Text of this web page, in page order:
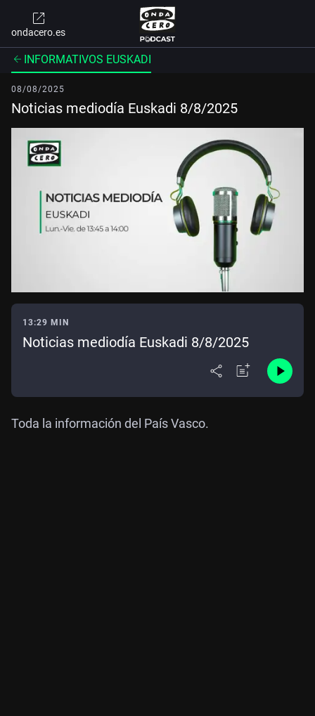
ondacero.es
INFORMATIVOS EUSKADI
08/08/2025
Noticias mediodía Euskadi 8/8/2025
13:29 MIN
Noticias mediodía Euskadi 8/8/2025
Toda la información del País Vasco.